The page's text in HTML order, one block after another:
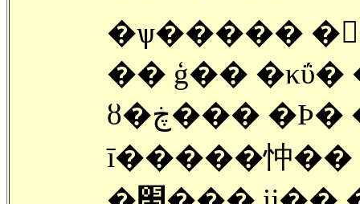
�ѱ�����
ȣ�ڿ��� �Ϸ� �����鼭 �㿡
ī�����忡��